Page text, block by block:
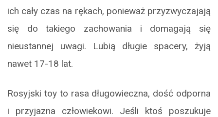
ich cały czas na rękach, ponieważ przyzwyczajają
się do takiego zachowania i domagają się
nieustannej uwagi. Lubią długie spacery, żyją
nawet 17-18 lat.
Rosyjski toy to rasa długowieczna, dość odporna
i przyjazna człowiekowi. Jeśli ktoś poszukuje